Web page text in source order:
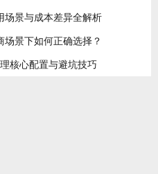
场景与成本差异全解析
景下如何正确选择？
核心配置与避坑技巧